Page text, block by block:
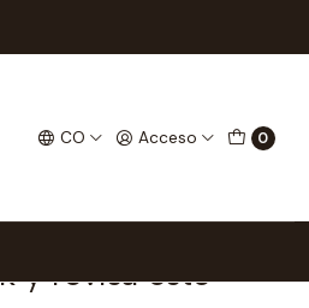
CO Acceso 0
y revisa este